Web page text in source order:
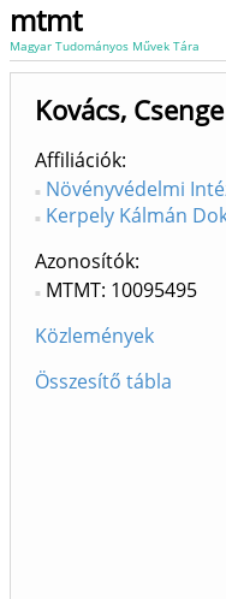
mtmt
Magyar Tudományos Művek Tára
Kovács,
Affiliációk
Növényvédelmi
Kerpely Kálmán
Azonosítók
MTMT: 10095495
Közlemények
Összesítő tábla